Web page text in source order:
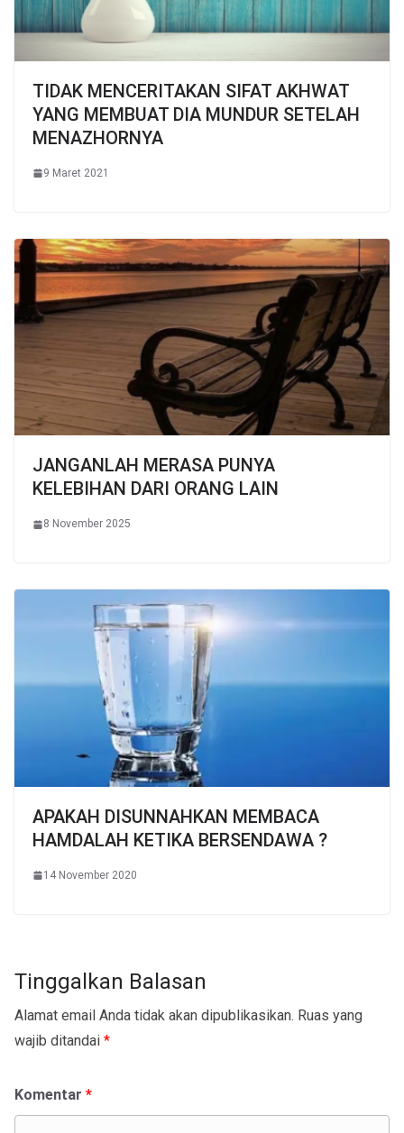
TIDAK MENCERITAKAN SIFAT AKHWAT
YANG MEMBUAT DIA MUNDUR SETELAH
MENAZHORNYA
9 Maret 2021
JANGANLAH MERASA PUNYA
KELEBIHAN DARI ORANG LAIN
8 November 2025
APAKAH DISUNNAHKAN MEMBACA
HAMDALAH KETIKA BERSENDAWA ?
14 November 2020
Tinggalkan Balasan
Alamat email Anda tidak akan dipublikasikan. Ruas yang
wajib ditandai *
Komentar *